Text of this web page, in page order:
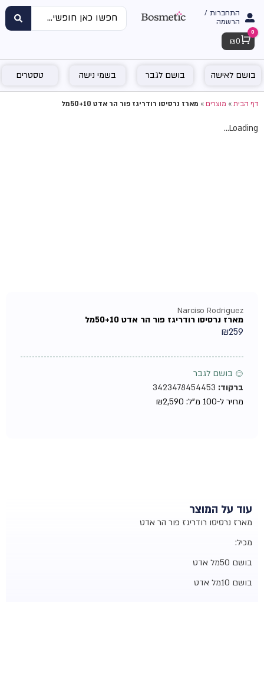
התחברות /
הרשמה
Cart
0
₪ 0
בושם לאישה בושם לגבר בשמי נישה טסטרים
דף הבית»מוצרים»מארז נרסיסו רודריגז פור הר אדט 50+10מל
Loading...
Narciso Rodriguez
מארז נרסיסו רודריגז פור הר אדט 50+10מל
₪259
♂ בושם לגבר
ברקוד:3423478454453
מחיר ל-100 מ"ל:
₪2,590
עוד על המוצר
מארז נרסיסו רודריגז פור הר אדט
מכיל:
בושם 50מל אדט
בושם 10מל אדט